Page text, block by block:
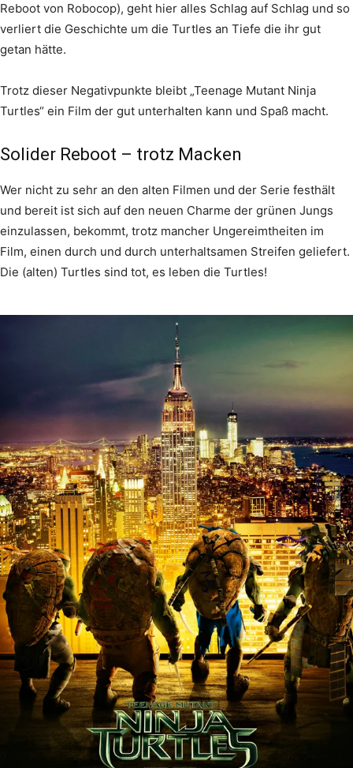
Reboot von Robocop), geht hier alles Schlag auf Schlag und so
verliert die Geschichte um die Turtles an Tiefe die ihr gut
getan hätte.
Trotz dieser Negativpunkte bleibt „Teenage Mutant Ninja
Turtles“ ein Film der gut unterhalten kann und Spaß macht.
Solider Reboot – trotz Macken
Wer nicht zu sehr an den alten Filmen und der Serie festhält
und bereit ist sich auf den neuen Charme der grünen Jungs
einzulassen, bekommt, trotz mancher Ungereimtheiten im
Film, einen durch und durch unterhaltsamen Streifen geliefert.
Die (alten) Turtles sind tot, es leben die Turtles!